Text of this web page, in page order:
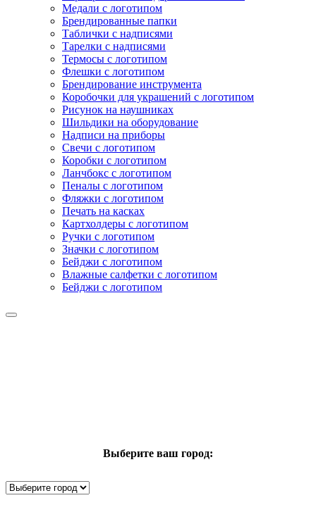
Медали с логотипом
Брендированные папки
Таблички с надписями
Тарелки с надписями
Термосы с логотипом
Флешки с логотипом
Брендирование инструмента
Коробочки для украшений с логотипом
Рисунок на наушниках
Шильдики на оборудование
Надписи на приборы
Свечи с логотипом
Коробки с логотипом
Ланчбокс с логотипом
Пеналы с логотипом
Фляжки с логотипом
Печать на касках
Картхолдеры с логотипом
Ручки с логотипом
Значки с логотипом
Бейджи с логотипом
Влажные салфетки с логотипом
Бейджи с логотипом
Выберите ваш город: